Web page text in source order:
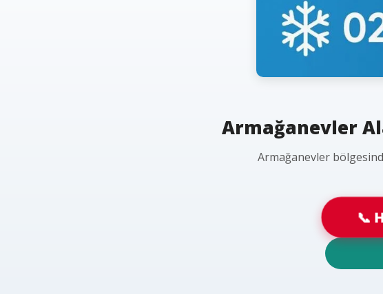
Armağanevler
Armağanevler
📞